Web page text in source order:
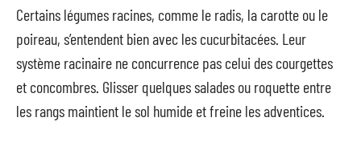
Certains légumes racines, comme le radis, la carotte ou le
poireau, s’entendent bien avec les cucurbitacées. Leur
système racinaire ne concurrence pas celui des courgettes
et concombres. Glisser quelques salades ou roquette entre
les rangs maintient le sol humide et freine les adventices.